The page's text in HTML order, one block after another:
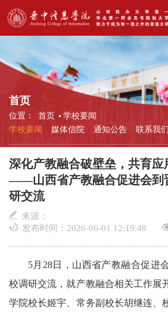
首页
位置： 首页
学校要闻
学校要闻
媒体信院 通知公告 联系我们
深化产教融合破壁垒，共育应
——山西省产教融合促进会到
研交流
来源：
发布时间：2026-06-01 12:19:48
5月28日，山西省产教融合促进
校调研交流，就产教融合相关工作展
学院校长姬宇、常务副校长胡继连、